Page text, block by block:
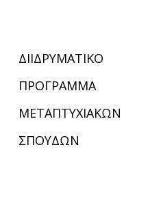
ΔΙΙΔΡΥΜΑΤΙΚΟ
ΠΡΟΓΡΑΜΜΑ
ΜΕΤΑΠΤΥΧΙΑΚΩΝ
ΣΠΟΥΔΩΝ